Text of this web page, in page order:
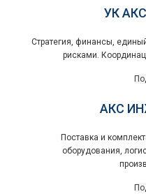
УК
Стратегия, финансы,
рисками.
АКС
Поставка и
оборудования,